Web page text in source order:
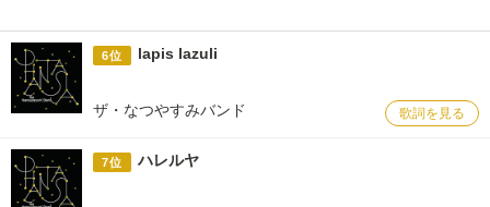
6位 lapis lazuli
ザ・なつやすみバンド 歌詞を見る
7位 ハレルヤ